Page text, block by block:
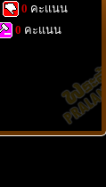
0 คะแนน
0 คะแนน